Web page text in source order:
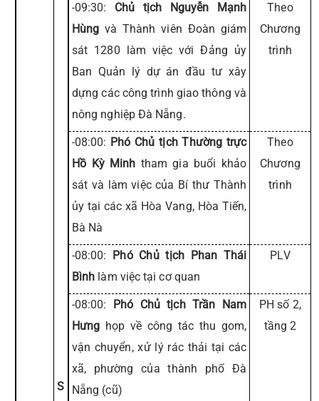
S
-09:30: Chủ tịch Nguyễn Mạnh
Hùng và Thành viên Đoàn giám
sát 1280 làm việc với Đảng ủy
Ban Quản lý dự án đầu tư xây
dựng các công trình giao thông và
nông nghiệp Đà Nẵng.
Theo
Chương
trình
-08:00: Phó Chủ tịch Thường trực
Hồ Kỳ Minh tham gia buổi khảo
sát và làm việc của Bí thư Thành
ủy tại các xã Hòa Vang, Hòa Tiến,
Bà Nà
Theo
Chương
trình
-08:00: Phó Chủ tịch Phan Thái
Bình làm việc tại cơ quan
PLV
-08:00: Phó Chủ tịch Trần Nam
Hưng họp về công tác thu gom,
vận chuyển, xử lý rác thải tại các
xã, phường của thành phố Đà
Nẵng (cũ)
PH số 2,
tầng 2